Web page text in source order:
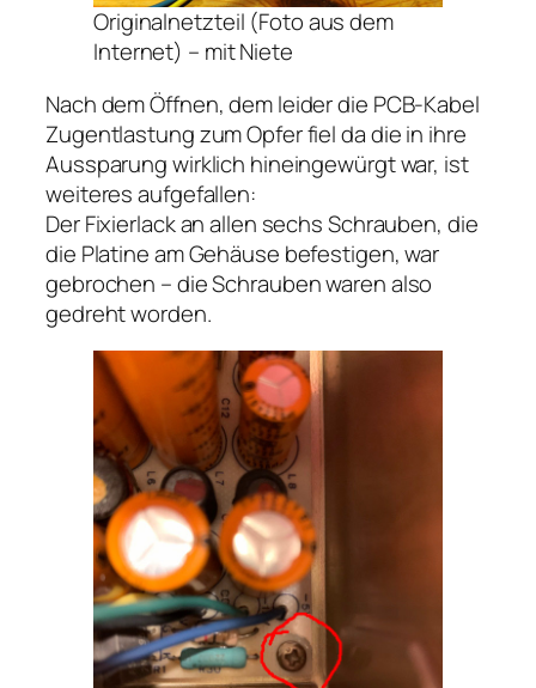
Originalnetzteil (Foto aus dem
Internet) – mit Niete
Nach dem Öffnen, dem leider die PCB-Kabel
Zugentlastung zum Opfer fiel da die in ihre
Aussparung wirklich hineingewürgt war, ist
weiteres aufgefallen:
Der Fixierlack an allen sechs Schrauben, die
die Platine am Gehäuse befestigen, war
gebrochen – die Schrauben waren also
gedreht worden.